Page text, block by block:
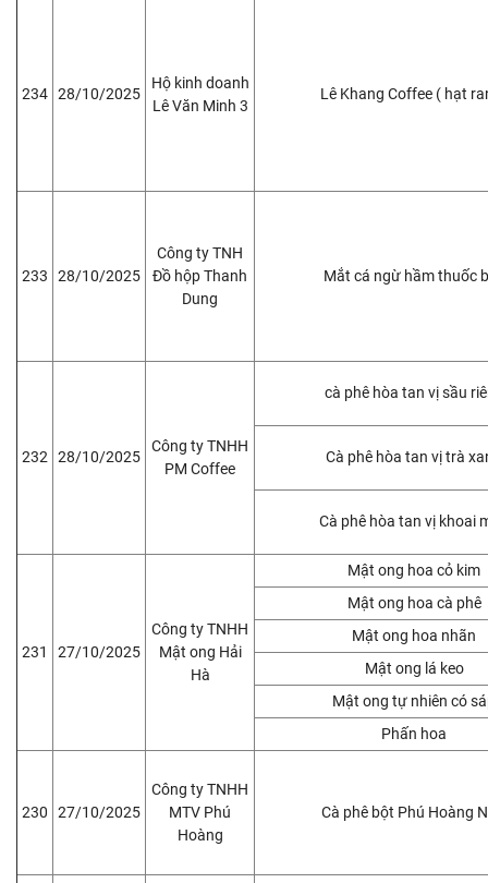
234 28/10/2025
Hộ kinh doanh
Lê Văn Minh 3
Lê Khang Coffee ( hạt
233 28/10/2025
Công ty TNH
Đồ hộp Thanh
Dung
Mắt cá ngừ hầm thuốc
232 28/10/2025
Công ty TNHH
PM Coffee
cà phê hòa tan vị sầu
Cà phê hòa tan vị trà
Cà phê hòa tan vị khoai
231 27/10/2025
Công ty TNHH
Mật ong Hải
Hà
Mật ong hoa cỏ kim
Mật ong hoa cà phê
Mật ong hoa nhãn
Mật ong lá keo
Mật ong tự nhiên có
Phấn hoa
230 27/10/2025
Công ty TNHH
MTV Phú
Hoàng
Cà phê bột Phú Hoàng